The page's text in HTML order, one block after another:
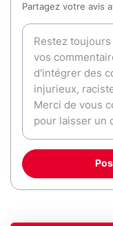
Partagez votre avis